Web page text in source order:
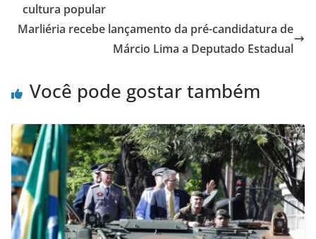
cultura popular
Marliéria recebe lançamento da pré-candidatura de
Márcio Lima a Deputado Estadual
Você pode gostar também